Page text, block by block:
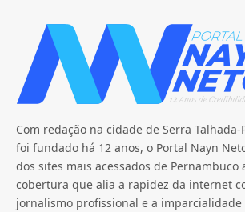
Com redação na cidade de Serra Talhada-
foi fundado há 12 anos, o Portal Nayn
dos sites mais acessados de Pernambuco
cobertura que alia a rapidez da internet
jornalismo profissional e a